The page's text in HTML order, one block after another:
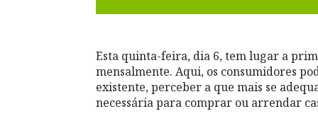
Esta quinta-feira, dia 6, tem lugar a
mensalmente. Aqui, os consumidores
existente, perceber a que mais se
necessária para comprar ou arrendar